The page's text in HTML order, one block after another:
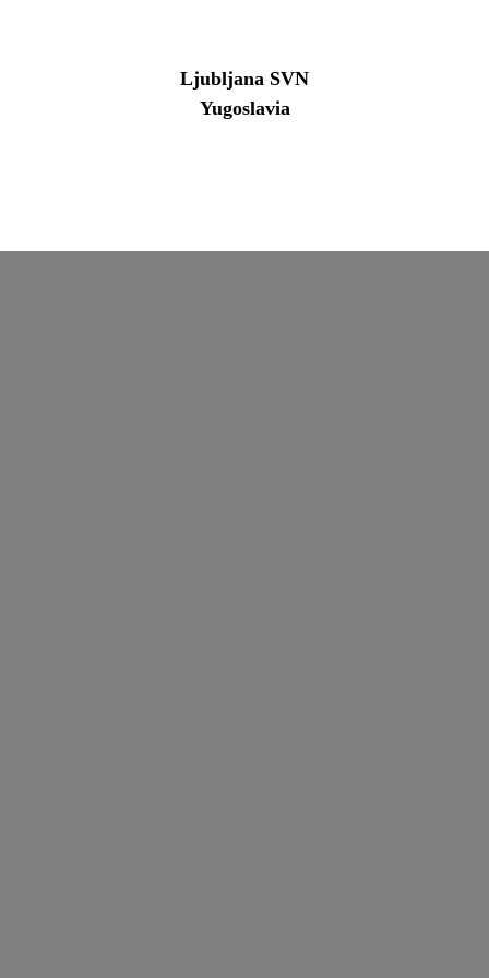
Ljubljana SVN
Yugoslavia